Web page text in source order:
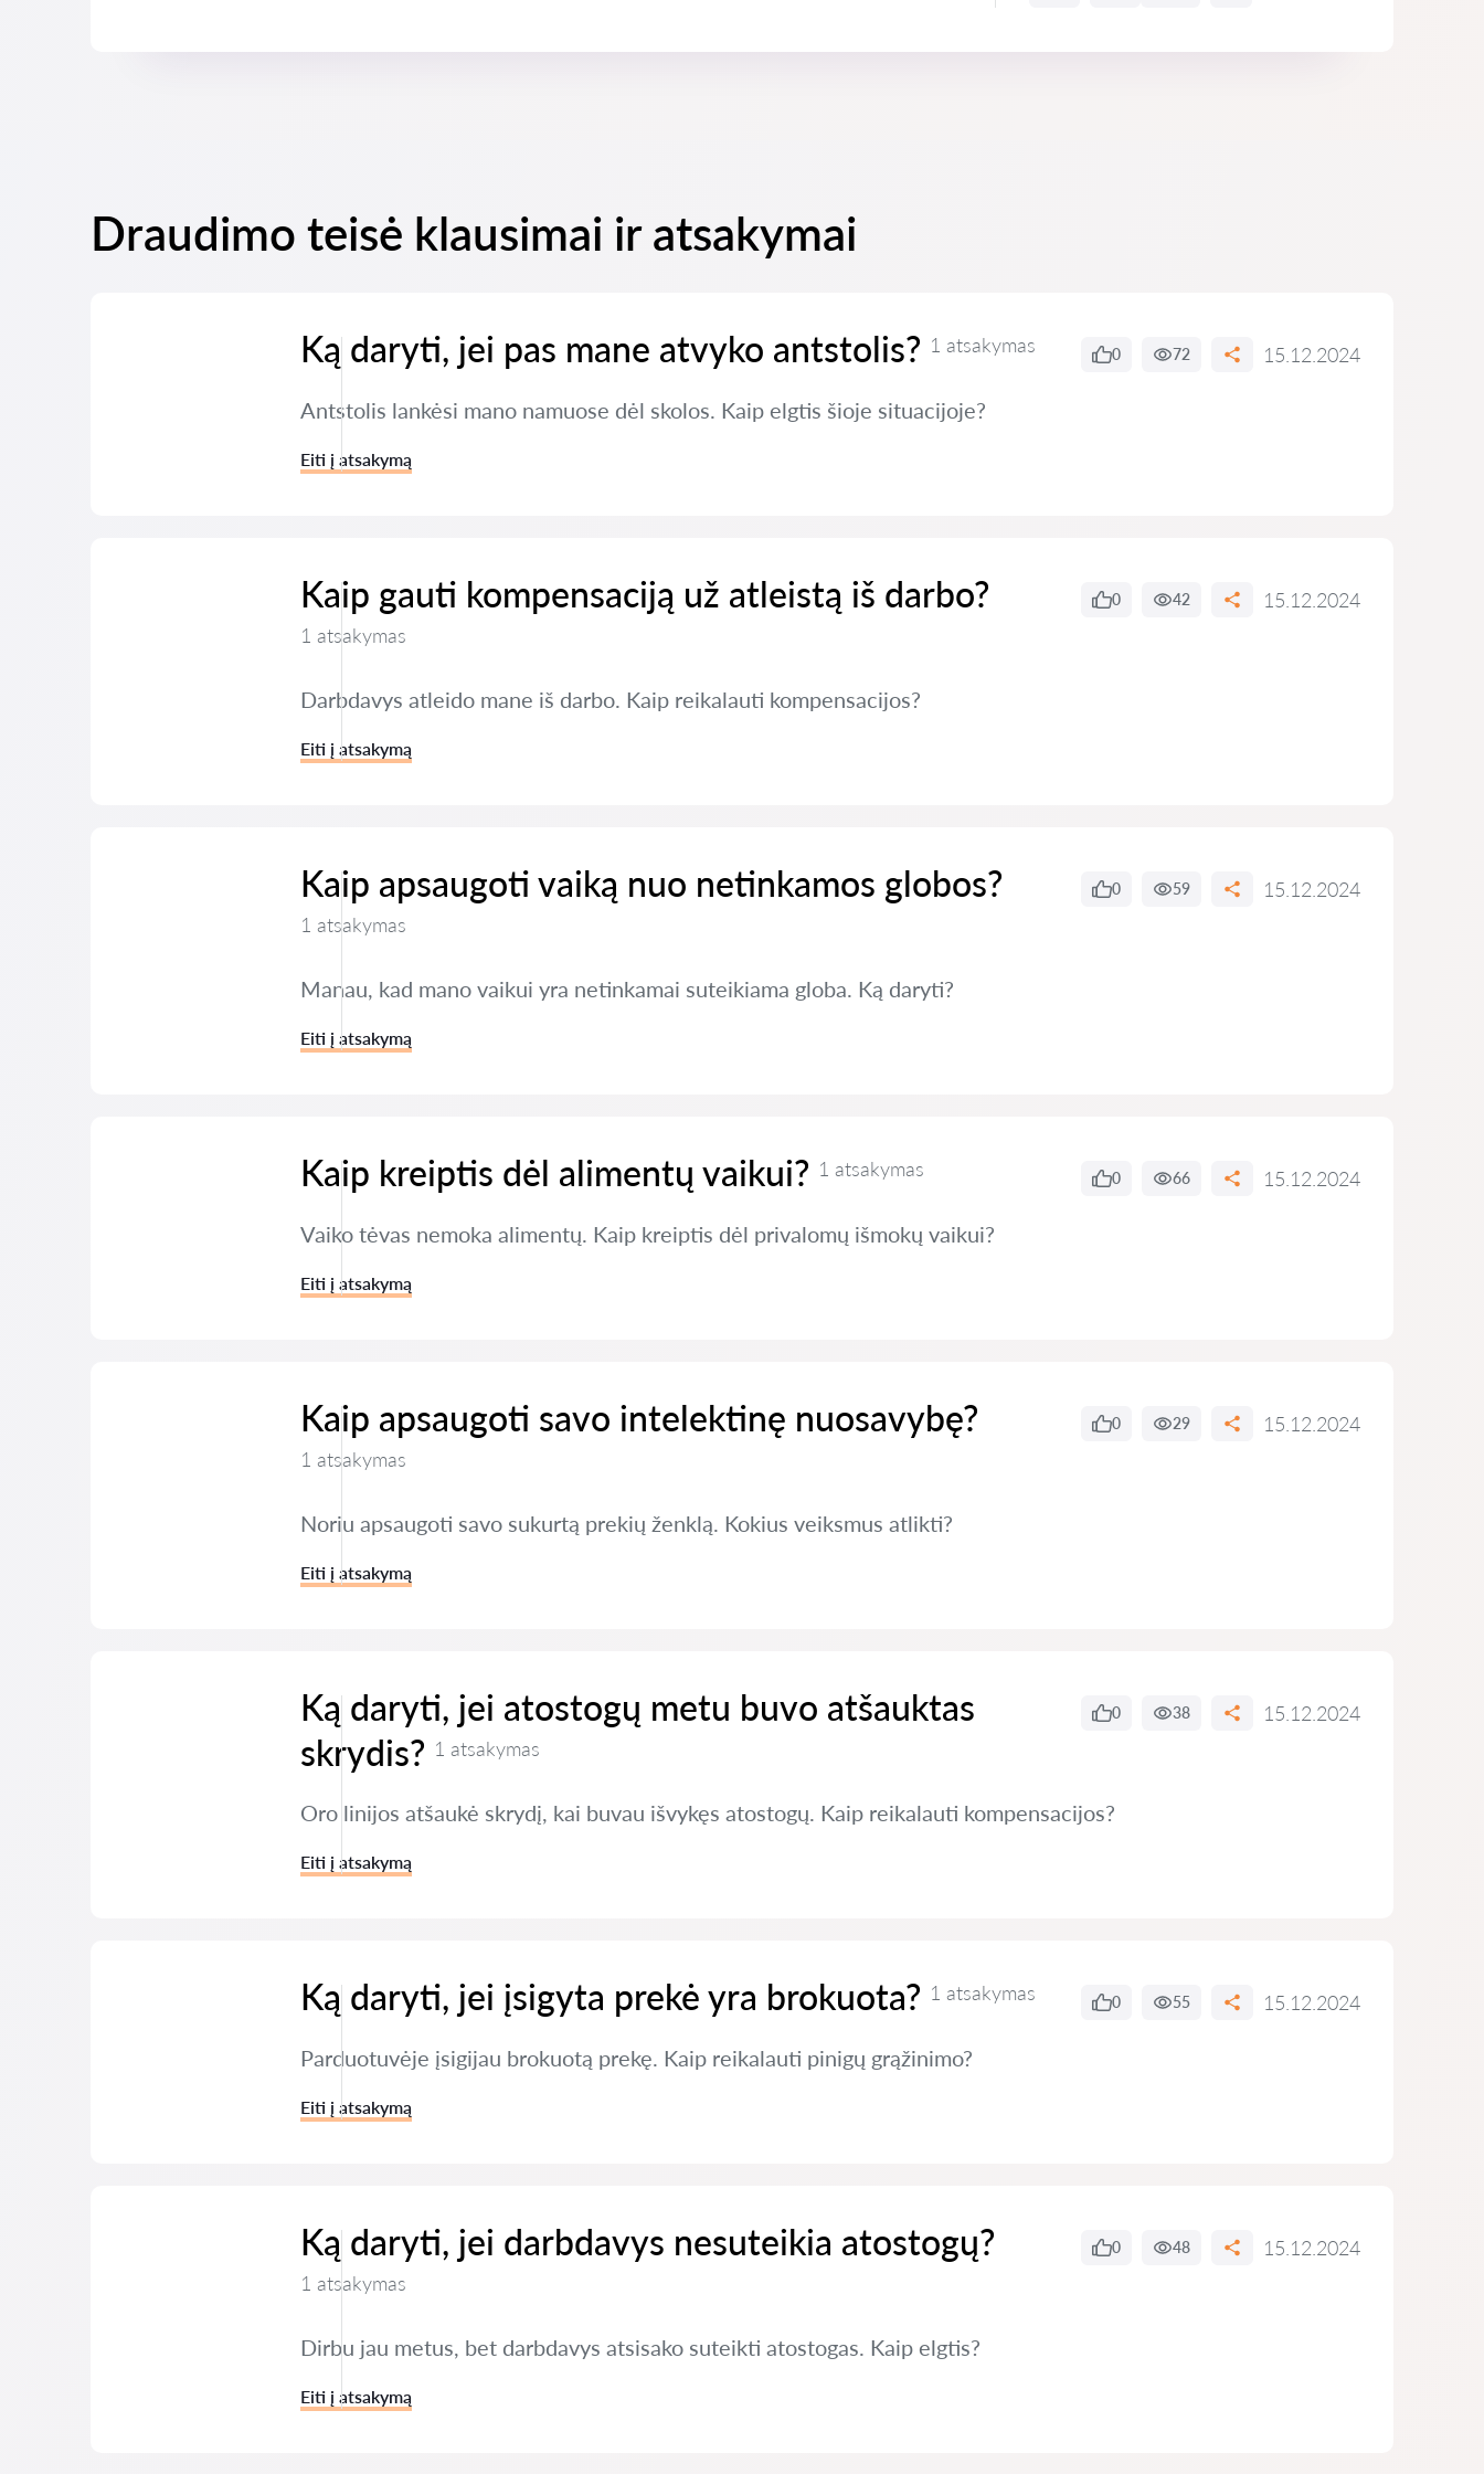
Draudimo teisė klausimai ir atsakymai
Ką daryti, jei pas mane atvyko antstolis? 1 atsakymas 0 72 15.12.2024
Antstolis lankėsi mano namuose dėl skolos. Kaip elgtis šioje situacijoje?
Eiti į atsakymą
Kaip gauti kompensaciją už atleistą iš darbo?
1 atsakymas
0 42 15.12.2024
Darbdavys atleido mane iš darbo. Kaip reikalauti kompensacijos?
Eiti į atsakymą
Kaip apsaugoti vaiką nuo netinkamos globos?
1 atsakymas
0 59 15.12.2024
Manau, kad mano vaikui yra netinkamai suteikiama globa. Ką daryti?
Eiti į atsakymą
Kaip kreiptis dėl alimentų vaikui? 1 atsakymas 0 66 15.12.2024
Vaiko tėvas nemoka alimentų. Kaip kreiptis dėl privalomų išmokų vaikui?
Eiti į atsakymą
Kaip apsaugoti savo intelektinę nuosavybę?
1 atsakymas
0 29 15.12.2024
Noriu apsaugoti savo sukurtą prekių ženklą. Kokius veiksmus atlikti?
Eiti į atsakymą
Ką daryti, jei atostogų metu buvo atšauktas
skrydis? 1 atsakymas
0 38 15.12.2024
Oro linijos atšaukė skrydį, kai buvau išvykęs atostogų. Kaip reikalauti kompensacijos?
Eiti į atsakymą
Ką daryti, jei įsigyta prekė yra brokuota? 1 atsakymas 0 55 15.12.2024
Parduotuvėje įsigijau brokuotą prekę. Kaip reikalauti pinigų grąžinimo?
Eiti į atsakymą
Ką daryti, jei darbdavys nesuteikia atostogų?
1 atsakymas
0 48 15.12.2024
Dirbu jau metus, bet darbdavys atsisako suteikti atostogas. Kaip elgtis?
Eiti į atsakymą